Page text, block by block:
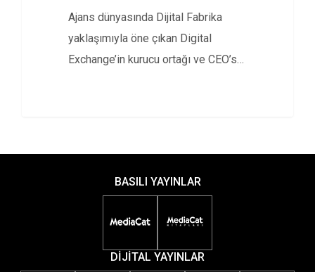
Ajans dünyasında Dijital Fabrika
yaklaşımıyla öne çıkan Digital
Exchange’in kurucu ortağı ve CEO’su
BASILI YAYINLAR
DİJİTAL YAYINLAR